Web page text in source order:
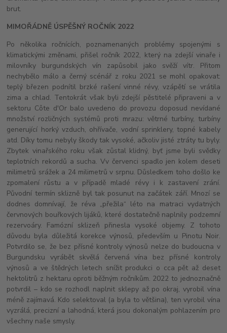
brut.
MIMOŘÁDNĚ ÚSPĚŠNÝ ROČNÍK 2022
Po několika ročnících, poznamenaných problémy spojenými s
klimatickými změnami, přišel ročník 2022, který na zdejší vinaře i
milovníky burgundských vín zapůsobil jako svěží vítr. Přitom
nechybělo málo a černý scénář z roku 2021 se mohl opakovat:
teplý březen podnítil brzké rašení vinné révy, vzápětí se vrátila
zima a chlad. Tentokrát však byli zdejší pěstitelé připraveni a v
sektoru Côte d'Or balo uvedeno do provozu doposud nevídané
množství rozličných systémů proti mrazu: větrné turbíny, turbíny
generující horký vzduch, ohřívače, vodní sprinklery, topné kabely
atd. Díky tomu nebyly škody tak vysoké, ačkoliv jisté ztráty tu byly.
Zbytek vinařského roku však zůstal klidný, byť jsme byli svědky
teplotních rekordů a sucha. Vv červenci spadlo jen kolem deseti
milimetrů srážek a 24 milimetrů v srpnu. Důsledkem toho došlo ke
zpomalení růstu a v případě mladé révy i k zastavení zrání.
Původní termín sklizně byl tak posunut na začátek září. Mnozí se
dodnes domnívají, že réva „přežila“ léto na matraci vydatných
červnových bouřkových lijáků, které dostatečně naplnily podzemní
rezervoáry. Famózní sklizeň přinesla vysoké objemy. Z tohoto
důvodu byla důležitá korekce výnosů, především u Pinotu Noir.
Potvrdilo se, že bez přísné kontroly výnosů nelze do budoucna v
Burgundsku vyrábět skvělá červená vína bez přísné kontroly
výnosů a ve štědrých letech snížit produkci o cca pět až deset
hektolitrů z hektaru oproti běžným ročníkům. 2022 to jednoznačně
potvrdil – kdo se rozhodl naplnit sklepy až po okraj, vyrobil vína
méně zajímavá. Kdo selektoval (a byla to většina), ten vyrobil vína
vyzrálá, precizní a lahodná, která jsou dokonalým pohlazením pro
všechny naše smysly.